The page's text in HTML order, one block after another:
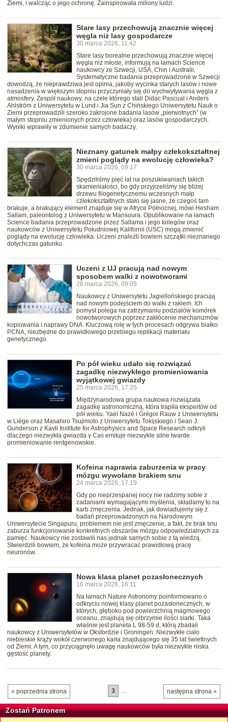
Ziemi, i walcząc o jego ochronę. Zainspirowała miliony ludzi.
Stare lasy przechowują znacznie więcej
węgla niż lasy gospodarcze
30 marca 2026, 11:42
Stare lasy borealne przechowują znacznie więcej
węgla niż młode, informują na łamach Science
naukowcy ze Szwecji, USA, Chin i Australii.
Systematyczne badania przeprowadzone w Szwecji
dowodzą, że nieprawdziwa jest opinia, jakoby wycinka starych lasów i nowe
nasadzenia w większym stopniu przyczyniały się do wychwytywania węgla z
atmosfery. Zespół naukowy, na czele którego stali Didac Pascual i Anders
Ahlström z Uniwersytetu w Lund i Jia Sun z Chińskiego Uniwersytetu Nauk o
Ziemi przeprowadzili szeroko zakrojone badania lasów „pierwotnych” (w
małym stopniu zmienionych przez człowieka) oraz lasów gospodarczych.
Wyniki wprawiły w zdumienie samych badaczy.
Nieznany gatunek małpy człekokształtnej
zmieni poglądy na ewolucję człowieka?
30 marca 2026, 09:17
Spędziliśmy pięć lat na poszukiwaniach takich
skamieniałości, bo gdy przyjrzeliśmy się bliżej
drzewu filogenetycznemu wczesnych małp
człekokształtnych stało się jasne, że czegoś tam
brakuje, a brakujący element znajduje się w Afryce Północnej, mówi Hesham
Sallam, paleontolog z Uniwersytetu w Mansoura. Opublikowane na łamach
Science badania przeprowadzone przez Sallama i jego kolegów oraz
naukowców z Uniwersytetu Południowej Kalifornii (USC) mogą zmienić
poglądy na ewolucję człowieka. Uczeni znaleźli bowiem szczątki nieznanego
dotychczas gatunku.
Uczeni z UJ pracują nad nowym
sposobem walki z nowotworami
26 marca 2026, 09:05
Naukowcy z Uniwersytetu Jagiellońskiego pracują
nad nowym podejściem do walki z rakiem. Ich
pomysł polega na zatrzymaniu podziałów komórek
nowotworowych poprzez zakłócenie mechanizmów
kopiowania i naprawy DNA. Kluczową rolę w tych procesach odgrywa białko
PCNA, niezbędne do prawidłowego przebiegu replikacji materiału
genetycznego.
Po pół wieku udało się rozwiązać
zagadkę niezwykłego promieniowania
wyjątkowej gwiazdy
25 marca 2026, 17:25
Międzynarodowa grupa naukowa rozwiązała
zagadkę astronomiczną, która trapiła ekspertów od
pół wieku. Yaël Nazé i Grégor Rauw z Uniwersytetu
w Liège oraz Masahiro Tsujimoto z Uniwersytetu Tokijskiego i Sean J.
Gunderson z Kavli Institute for Astrophysics and Space Research odkryli
dlaczego niezwykła gwiazda γ Cas emituje niezwykle silne twarde
promieniowanie rentgenowskie.
Kofeina naprawia zaburzenia w pracy
mózgu wywołane brakiem snu
24 marca 2026, 17:19
Gdy po nieprzespanej nocy nie radzimy sobie z
zadaniami wymagającymi myślenia, składamy to na
karb zmęczenia. Jednak, jak dowiadujemy się z
badań przeprowadzonych na Narodowym
Uniwersytecie Singapuru, problemem nie jest zmęczenie, a fakt, że brak snu
zaburza funkcjonowanie konkretnych obszarów mózgu odpowiedzialnych za
pamięć. Naukowcy nie zostawili nas jednak samych sobie z tą wiedzą.
Stwierdzili bowiem, że kofeina może przywracać prawidłową pracę
neuronów.
Nowa klasa planet pozasłonecznych
16 marca 2026, 16:11
Na łamach Nature Astronomy poinformowano o
odkryciu nowej klasy planet pozasłonecznych, w
których, głęboko pod powierzchnią magmowego
oceanu, znajdują się olbrzymie ilości siarki. Taka
właśnie jest planeta L 98-59 d, którą zbadali
naukowcy z Uniwersytetów w Oksfordzie i Groningen. Niezwykłe ciało
niebieskie krąży wokół czerwonego karła znajdującego się 35 lat świetlnych
od Ziemi. A tym, co przyciągnęło uwagę naukowców była niezwykle niska
gęstość planety.
« poprzednia strona następna strona »
3 …
Zostań Patronem